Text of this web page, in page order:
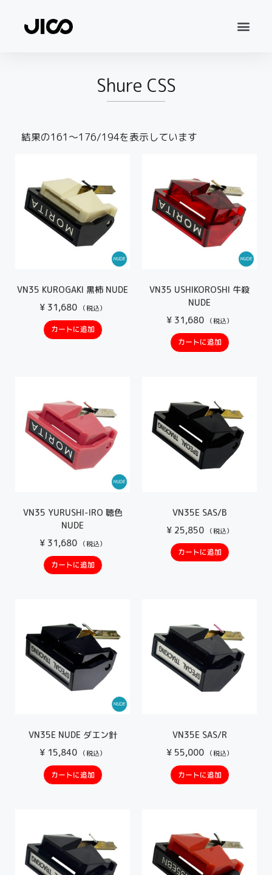
Shure CSS
結果の161～176/194を表示しています
VN35 KUROGAKI 黒柿 NUDE
¥31,680 （税込）
カートに追加
VN35 USHIKOROSHI 牛殺
NUDE
¥31,680 （税込）
カートに追加
VN35 YURUSHI-IRO 聴色
NUDE
¥31,680 （税込）
カートに追加
VN35E SAS/B
¥25,850 （税込）
カートに追加
VN35E NUDE ダエン針
¥15,840 （税込）
カートに追加
VN35E SAS/R
¥55,000 （税込）
カートに追加